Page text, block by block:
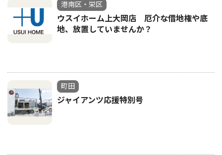
港南区・栄区
ウスイホーム上大岡店 厄介な借地権や底
地、放置していませんか？
町田
ジャイアンツ応援特別号